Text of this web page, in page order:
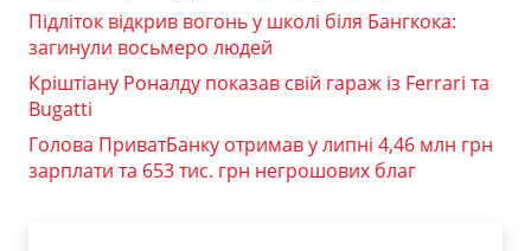
Підліток відкрив вогонь у школі біля Бангкока:
загинули восьмеро людей
Кріштіану Роналду показав свій гараж із Ferrari та
Bugatti
Голова ПриватБанку отримав у липні 4,46 млн грн
зарплати та 653 тис. грн негрошових благ